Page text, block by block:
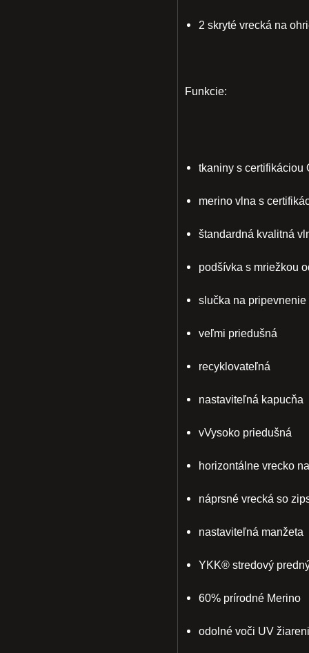
2 skryté vrecká na
Funkcie:
tkaniny s certifikáciou
merino vlna s
štandardná kvalitná
podšívka s mriežkou
slučka na pripevnenie
veľmi priedušná
recyklovateľná
nastaviteľná kapucňa
vVysoko priedušná
horizontálne vrecko
náprsné vrecká so
nastaviteľná manžeta
YKK® stredový
60% prírodné Merino
odolné voči UV